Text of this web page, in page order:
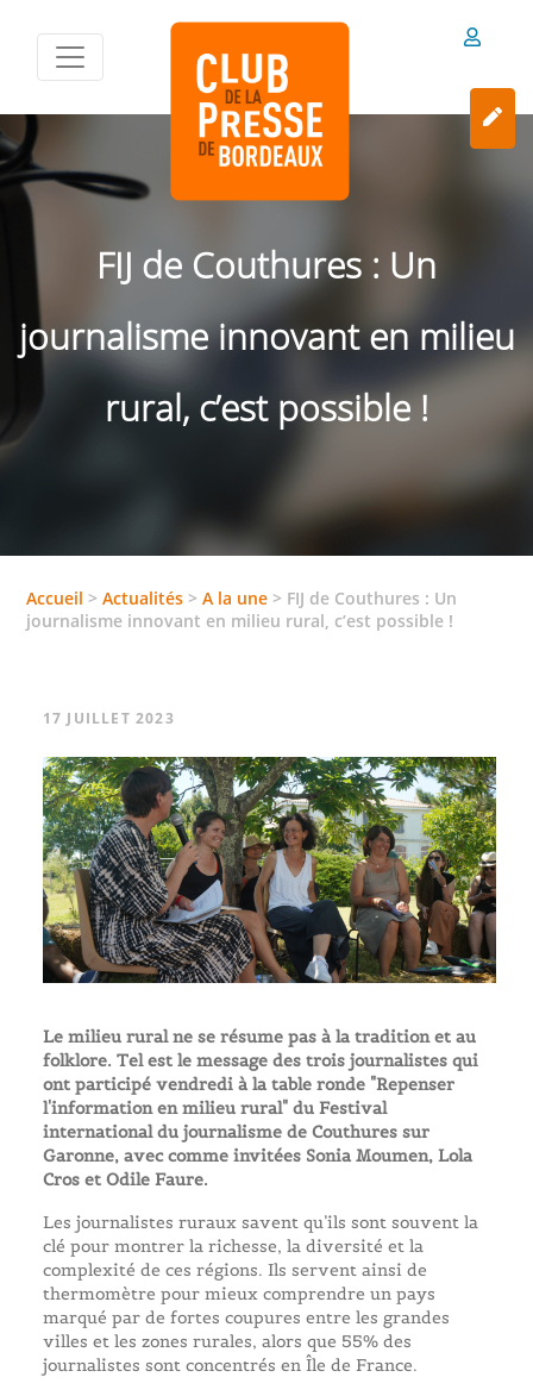
FIJ de Couthures : Un
journalisme innovant en milieu
rural, c’est possible !
Accueil >Actualités >A la une > FIJ de Couthures : Un
journalisme innovant en milieu rural, c’est possible !
17 JUILLET 2023
Le milieu rural ne se résume pas à la tradition et au
folklore. Tel est le message des trois journalistes qui
ont participé vendredi à la table ronde "Repenser
l'information en milieu rural" du Festival
international du journalisme de Couthures sur
Garonne, avec comme invitées Sonia Moumen, Lola
Cros et Odile Faure.
Les journalistes ruraux savent qu’ils sont souvent la
clé pour montrer la richesse, la diversité et la
complexité de ces régions. Ils servent ainsi de
thermomètre pour mieux comprendre un pays
marqué par de fortes coupures entre les grandes
villes et les zones rurales, alors que 55% des
journalistes sont concentrés en Île de France.